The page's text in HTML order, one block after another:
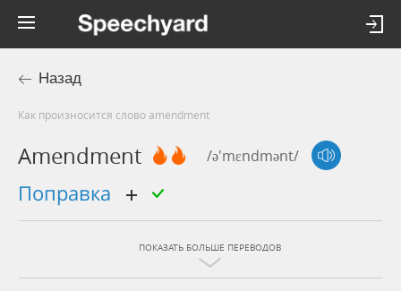
Назад
Как произносится слово amendment
Amendment /ə'mɛndmənt/
поправка
ПОКАЗАТЬ БОЛЬШЕ ПЕРЕВОДОВ